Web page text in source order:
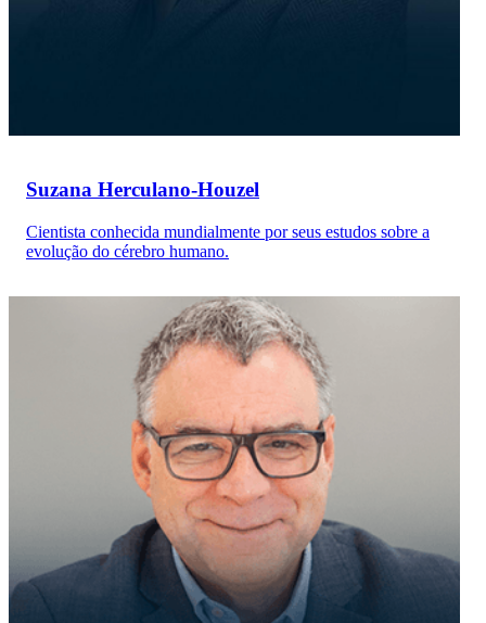
Suzana Herculano-Houzel
Cientista conhecida mundialmente por seus estudos sobre a
evolução do cérebro humano.